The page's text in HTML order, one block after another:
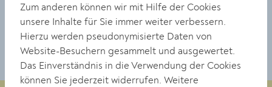
Zum anderen können wir mit Hilfe der Cookies
unsere Inhalte für Sie immer weiter verbessern.
Hierzu werden pseudonymisierte Daten von
Website-Besuchern gesammelt und ausgewertet.
Das Einverständnis in die Verwendung der Cookies
können Sie jederzeit widerrufen. Weitere